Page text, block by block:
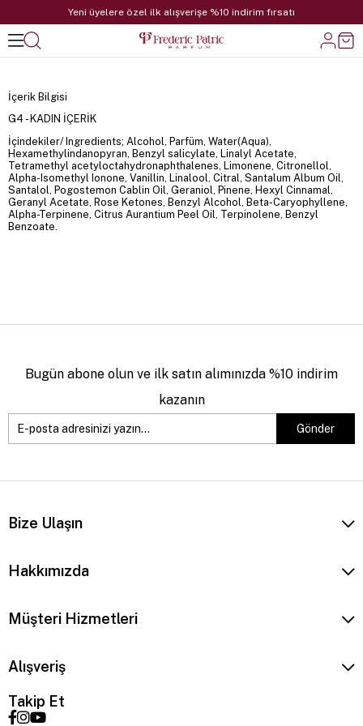
Yeni üyelere özel ilk alışverişe %10 indirim fırsatı
İçerik Bilgisi
G4 - KADIN İÇERİK
İçindekiler/ Ingredients; Alcohol, Parfüm, Water(Aqua),
Hexamethylindanopyran, Benzyl salicylate, Linalyl Acetate,
Tetramethyl acetyloctahydronaphthalenes, Limonene, Citronellol,
Alpha-Isomethyl Ionone, Vanillin, Linalool, Citral, Santalum Album Oil,
Santalol, Pogostemon Cablin Oil, Geraniol, Pinene, Hexyl Cinnamal,
Geranyl Acetate, Rose Ketones, Benzyl Alcohol, Beta-Caryophyllene,
Alpha-Terpinene, Citrus Aurantium Peel Oil, Terpinolene, Benzyl
Benzoate.
Bugün abone olun ve ilk satın alımınızda %10 indirim
kazanın
Gönder
Bize Ulaşın
Hakkımızda
Müşteri Hizmetleri
Alışveriş
Takip Et